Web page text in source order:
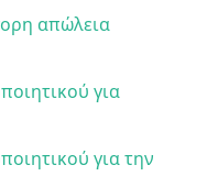
απώλεια
για
για την